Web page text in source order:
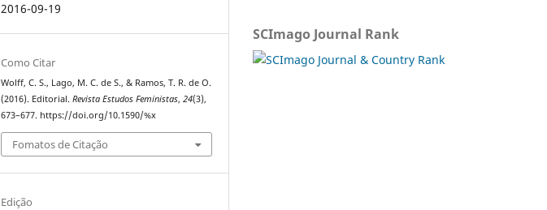
2016-09-19
Como Citar
Wolff, C. S., Lago, M. C. de S., & Ramos, T. R. de O.
(2016). Editorial.Revista Estudos Feministas,24(3),
673–677. https://doi.org/10.1590/%x
Fomatos de Citação
Edição
SCImago Journal Rank